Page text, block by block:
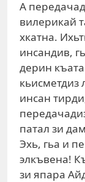
А
вилерикай
хкатна.
инсандив,
дерин
кьисметдиз
инсан
патал зи
Эхь, гьа и
элкъвена!
зи япара